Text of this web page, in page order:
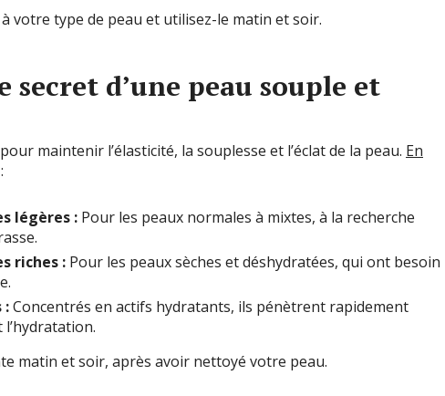
votre type de peau et utilisez-le matin et soir.
secret d’une peau souple et
maintenir l’élasticité, la souplesse et l’éclat de la peau. En
légères : Pour les peaux normales à mixtes, à la recherche
riches : Pour les peaux sèches et déshydratées, qui ont besoin
:Concentrés en actifs hydratants, ils pénètrent rapidement
matin et soir, après avoir nettoyé votre peau.